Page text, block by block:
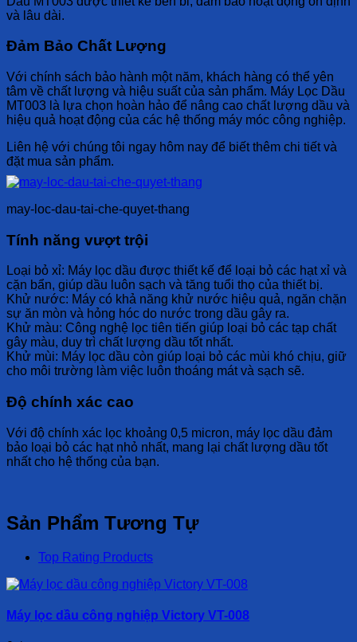
và lâu dài.
Đảm Bảo Chất Lượng
Với chính sách bảo hành một năm, khách hàng có thể yên
tâm về chất lượng và hiệu suất của sản phẩm. Máy Lọc Dầu
MT003 là lựa chọn hoàn hảo để nâng cao chất lượng dầu và
hiệu quả hoạt động của các hệ thống máy móc công nghiệp.
Liên hệ với chúng tôi ngay hôm nay để biết thêm chi tiết và
đặt mua sản phẩm.
may-loc-dau-tai-che-quyet-thang
Tính năng vượt trội
Loại bỏ xỉ: Máy lọc dầu được thiết kế để loại bỏ các hạt xỉ và
cặn bẩn, giúp dầu luôn sạch và tăng tuổi thọ của thiết bị.
Khử nước: Máy có khả năng khử nước hiệu quả, ngăn chặn
sự ăn mòn và hỏng hóc do nước trong dầu gây ra.
Khử màu: Công nghệ lọc tiên tiến giúp loại bỏ các tạp chất
gây màu, duy trì chất lượng dầu tốt nhất.
Khử mùi: Máy lọc dầu còn giúp loại bỏ các mùi khó chịu, giữ
cho môi trường làm việc luôn thoáng mát và sạch sẽ.
Độ chính xác cao
Với độ chính xác lọc khoảng 0,5 micron, máy lọc dầu đảm
bảo loại bỏ các hạt nhỏ nhất, mang lại chất lượng dầu tốt
nhất cho hệ thống của bạn.
Sản Phẩm Tương Tự
Top Rating Products
Máy lọc dầu công nghiệp Victory VT-008